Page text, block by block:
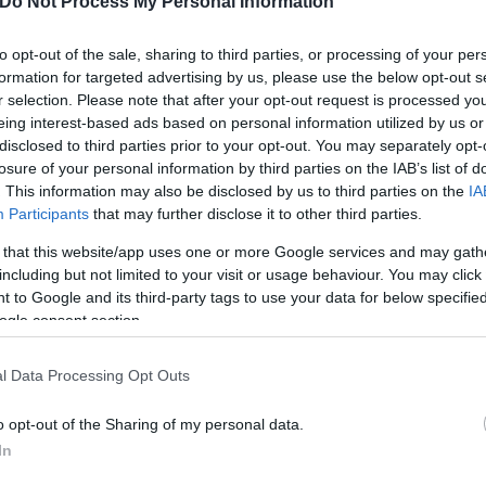
opt-out of the sale, sharing to third parties, or processing of your
for targeted advertising by us, please use the below opt-out
selection. Please note that after your opt-out request is processed
interest-based ads based on personal information utilized by us
to third parties prior to your opt-out. You may separately
of your personal information by third parties on the IAB’s list of
This information may also be disclosed by us to third parties on the
Participants that may further disclose it to other third parties.
that this website/app uses one or more Google services and may
but not limited to your visit or usage behaviour. You may
to Google and its third-party tags to use your data for below
consent section.
Data Processing Opt Outs
opt-out of the Sharing of my personal data.
Παρά τα στερεότυπα, βασικό
τα σαφή όρια μεταξύ των συμμετεχόντων.
δεσμοί από την
κακοποίηση στην παιδική ηλικία εμφανίζουν
Πρόκειται για μοτίβα σχέσεων όπου
εμπιστοσύνης προς τους άλλους. Αυτά τα
τις ερωτικές και συναισθηματικές σχέσεις στην